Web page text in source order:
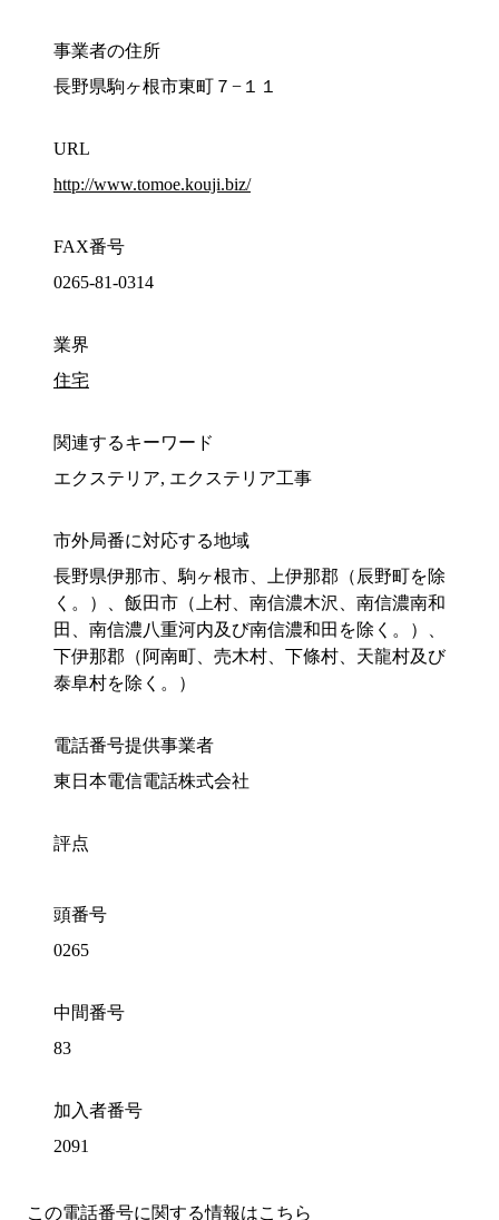
事業者の住所
長野県駒ヶ根市東町７−１１
URL
http://www.tomoe.kouji.biz/
FAX番号
0265-81-0314
業界
住宅
関連するキーワード
エクステリア, エクステリア工事
市外局番に対応する地域
長野県伊那市、駒ヶ根市、上伊那郡（辰野町を除
く。）、飯田市（上村、南信濃木沢、南信濃南和
田、南信濃八重河内及び南信濃和田を除く。）、
下伊那郡（阿南町、売木村、下條村、天龍村及び
泰阜村を除く。）
電話番号提供事業者
東日本電信電話株式会社
評点
頭番号
0265
中間番号
83
加入者番号
2091
この電話番号に関する情報はこちら